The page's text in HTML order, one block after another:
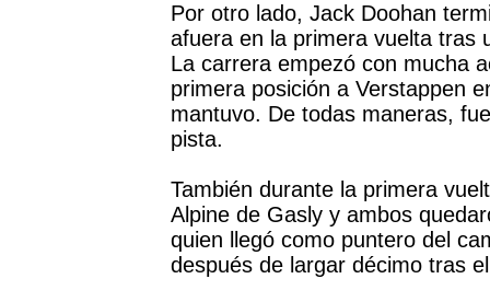
Por otro lado, Jack Doohan
afuera en la primera vuelta tras
La carrera empezó con mucha
primera posición a Verstappen
mantuvo. De todas maneras,
pista.
También durante la primera
Alpine de Gasly y ambos
quien llegó como puntero del
después de largar décimo tras